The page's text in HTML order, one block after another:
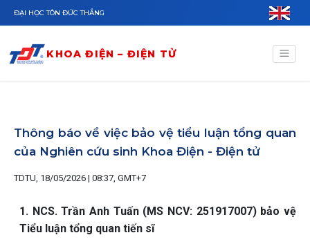
Nhảy đến nội dung
ĐẠI HỌC TÔN ĐỨC THẮNG
KHOA ĐIỆN – ĐIỆN TỬ
Thông báo về việc bảo vệ tiểu luận tổng quan
của Nghiên cứu sinh Khoa Điện - Điện tử
TDTU, 18/05/2026 | 08:37, GMT+7
1. NCS. Trần Anh Tuấn (MS NCV: 251917007) bảo vệ
Tiểu luận tổng quan tiến sĩ